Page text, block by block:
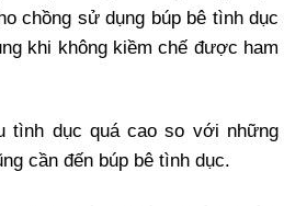
chồng sử dụng búp bê tình dục
khi không kiềm chế được ham
tình dục quá cao so với những
cần đến búp bê tình dục.